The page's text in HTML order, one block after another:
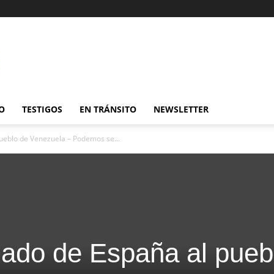
TESTIGOS EN TRÁNSITO NEWSLETTER
de Venezuela – Podemos se...
de España al